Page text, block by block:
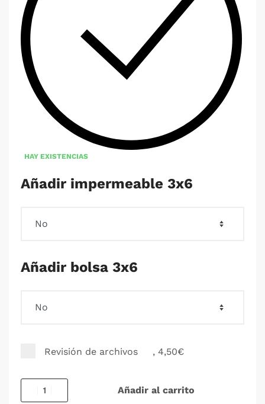
HAY EXISTENCIAS
Añadir impermeable 3x6
Añadir bolsa 3x6
Revisión de archivos , 4,50€
Añadir al carrito